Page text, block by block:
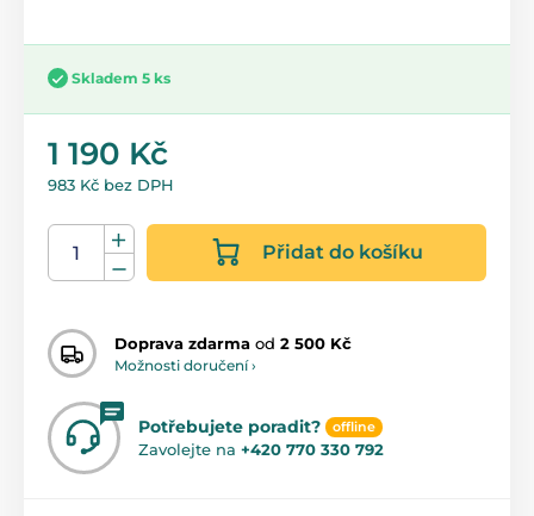
Skladem 5 ks
1 190 Kč
983 Kč bez DPH
Přidat do košíku
Doprava zdarma od 2 500 Kč
Možnosti doručení ›
Potřebujete poradit? offline
Zavolejte na +420 770 330 792